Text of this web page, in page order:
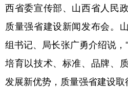
文化 书画
法律 中央文件
食品 人居
西省委宣传部、山西省人民
质量强省建设新闻发布会。
组书记、局长张广勇介绍说，
培育以技术、标准、品牌、
发展新优势，质量强省建设取